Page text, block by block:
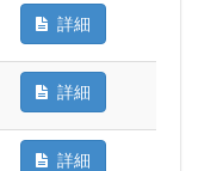
詳細
詳細
詳細